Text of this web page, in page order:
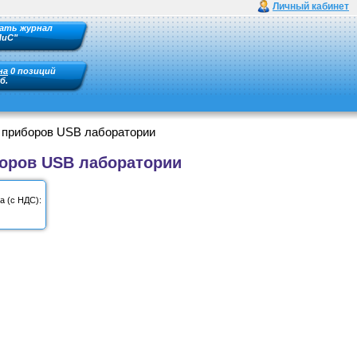
Личный кабинет
журнал
0 позиций
USB лаборатории
USB лаборатории
(с НДС):